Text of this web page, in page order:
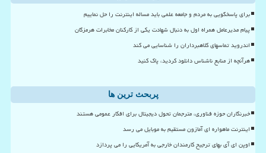
برای پاسخگویی به مردم و جامعه علمی باید مساله اینترنت را حل نماییم
پیام مدیرعامل همراه اول به دنبال شهادت یکی از کارکنان مخابرات هرمزگان
اندروید تماسهای کلاهبرداران را شناسایی می کند
هرآنچه از منابع ناشناس دانلود کردید، پاک کنید
پربحث ترین ها
خبرنگاران حوزه فناوری، مترجمان تحول دیجیتال برای افکار عمومی هستند
اینترنت ماهواره ای آمازون مستقیم به موبایل می رسد
اوپن ای آی بهای ترجیح کارمندان خارجی به آمریکایی را می پردازد